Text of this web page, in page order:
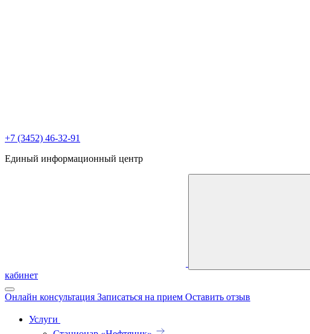
+7 (3452) 46-32-91
Единый информационный центр
кабинет
Онлайн консультация Записаться на прием Оставить отзыв
Услуги